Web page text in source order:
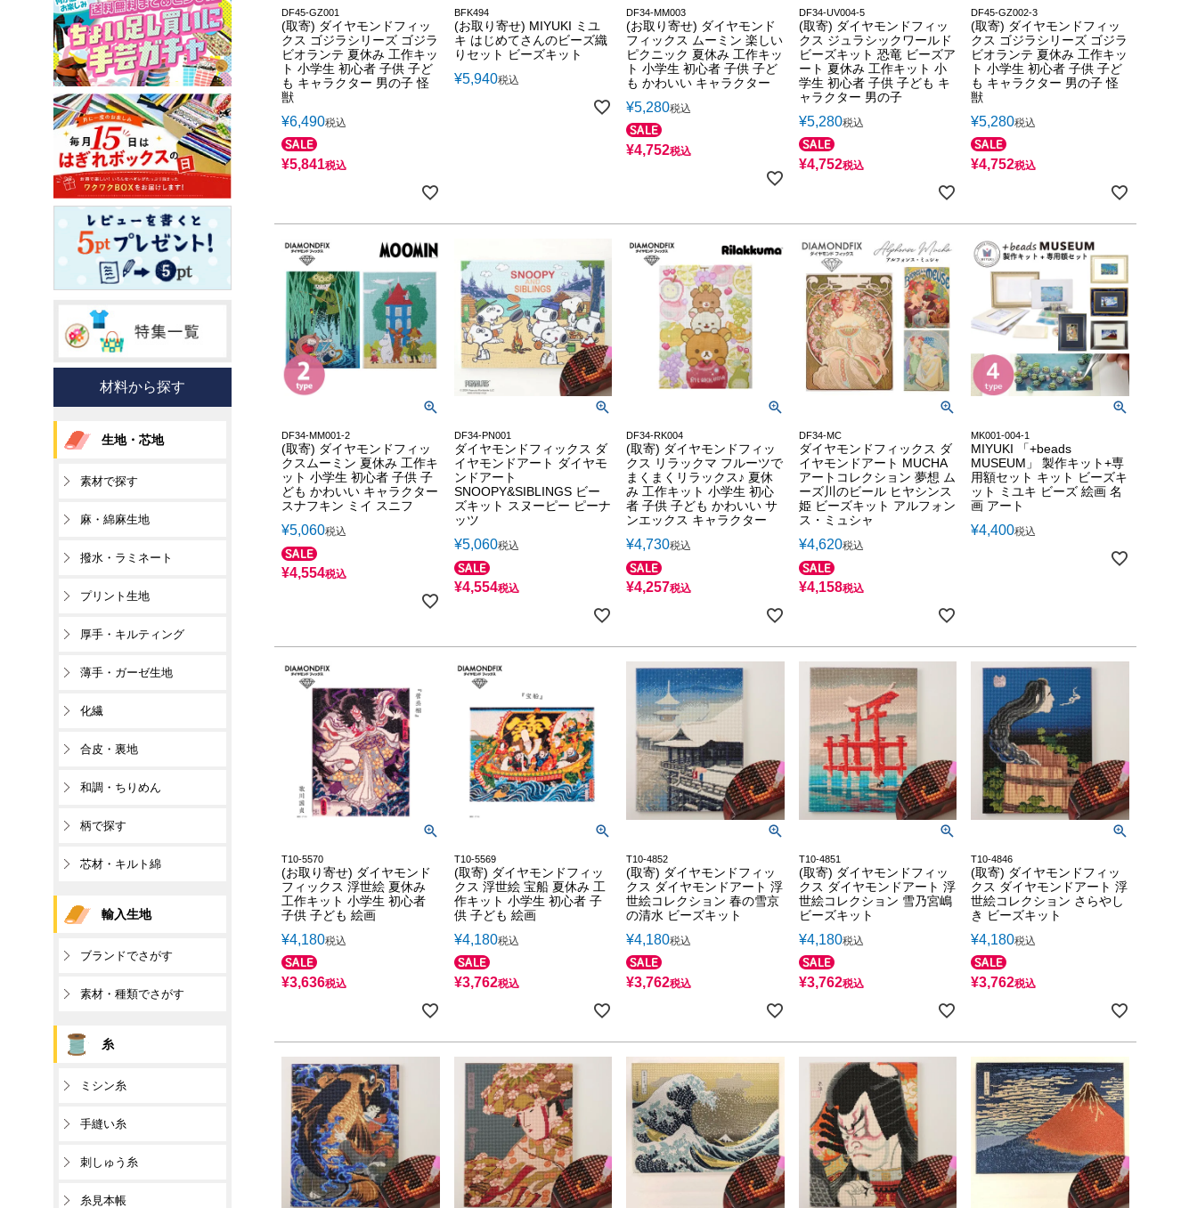
DF45-GZ001
(取寄) ダイヤモンドフィッ
クス ゴジラシリーズ ゴジラ
ビオランテ 夏休み 工作キッ
ト 小学生 初心者 子供 子ど
も キャラクター 男の子 怪
獣
¥6,490税込
¥5,841税込
BFK494
(お取り寄せ) MIYUKI ミユ
キ はじめてさんのビーズ織
りセット ビーズキット
¥5,940税込
DF34-MM003
(お取り寄せ) ダイヤモンド
フィックス ムーミン 楽しい
ピクニック 夏休み 工作キッ
ト 小学生 初心者 子供 子ど
も かわいい キャラクター
¥5,280税込
¥4,752税込
DF34-UV004-5
(取寄) ダイヤモンドフィッ
クス ジュラシックワールド
ビーズキット 恐竜 ビーズア
ート 夏休み 工作キット 小
学生 初心者 子供 子ども キ
ャラクター 男の子
¥5,280税込
¥4,752税込
DF45-GZ002-3
(取寄) ダイヤモンドフィッ
クス ゴジラシリーズ ゴジラ
ビオランテ 夏休み 工作キッ
ト 小学生 初心者 子供 子ど
も キャラクター 男の子 怪
獣
¥5,280税込
¥4,752税込
DF34-MM001-2
(取寄) ダイヤモンドフィッ
クスムーミン 夏休み 工作キ
ット 小学生 初心者 子供 子
ども かわいい キャラクター
スナフキン ミイ スニフ
¥5,060税込
¥4,554税込
DF34-PN001
ダイヤモンドフィックス ダ
イヤモンドアート ダイヤモ
ンドアート
SNOOPY&SIBLINGS ビー
ズキット スヌーピー ピーナ
ッツ
¥5,060税込
¥4,554税込
DF34-RK004
(取寄) ダイヤモンドフィッ
クス リラックマ フルーツで
まくまくリラックス♪ 夏休
み 工作キット 小学生 初心
者 子供 子ども かわいい サ
ンエックス キャラクター
¥4,730税込
¥4,257税込
DF34-MC
ダイヤモンドフィックス ダ
イヤモンドアート MUCHA
アートコレクション 夢想 ム
ーズ川のビール ヒヤシンス
姫 ビーズキット アルフォン
ス・ミュシャ
¥4,620税込
¥4,158税込
MK001-004-1
MIYUKI 「+beads
MUSEUM」 製作キット+専
用額セット キット ビーズキ
ット ミユキ ビーズ 絵画 名
画 アート
¥4,400税込
T10-5570
(お取り寄せ) ダイヤモンド
フィックス 浮世絵 夏休み
工作キット 小学生 初心者
子供 子ども 絵画
¥4,180税込
¥3,636税込
T10-5569
(取寄) ダイヤモンドフィッ
クス 浮世絵 宝船 夏休み 工
作キット 小学生 初心者 子
供 子ども 絵画
¥4,180税込
¥3,762税込
T10-4852
(取寄) ダイヤモンドフィッ
クス ダイヤモンドアート 浮
世絵コレクション 春の雪京
の清水 ビーズキット
¥4,180税込
¥3,762税込
T10-4851
(取寄) ダイヤモンドフィッ
クス ダイヤモンドアート 浮
世絵コレクション 雪乃宮嶋
ビーズキット
¥4,180税込
¥3,762税込
T10-4846
(取寄) ダイヤモンドフィッ
クス ダイヤモンドアート 浮
世絵コレクション さらやし
き ビーズキット
¥4,180税込
¥3,762税込
材料から探す
生地・芯地
素材で探す
麻・綿麻生地
撥水・ラミネート
プリント生地
厚手・キルティング
薄手・ガーゼ生地
化繊
合皮・裏地
和調・ちりめん
柄で探す
芯材・キルト綿
輸入生地
ブランドでさがす
素材・種類でさがす
糸
ミシン糸
手縫い糸
刺しゅう糸
糸見本帳